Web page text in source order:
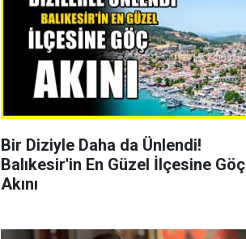
Bir Diziyle Daha da Ünlendi!
Balıkesir'in En Güzel İlçesine Göç
Akını